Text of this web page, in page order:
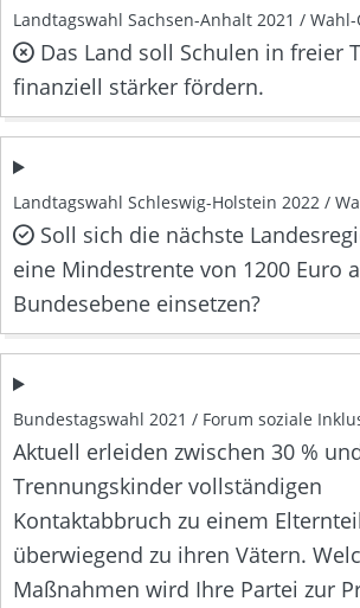
Landtagswahl Sachsen-Anhalt 2021 /
Das Land soll Schulen in freier
finanziell stärker fördern.
Landtagswahl Schleswig-Holstein 2022 /
Soll sich die nächste
eine Mindestrente von 1200 Euro
Bundesebene einsetzen?
Bundestagswahl 2021 / Forum soziale
Aktuell erleiden zwischen 30 %
Trennungskinder vollständigen
Kontaktabbruch zu einem
überwiegend zu ihren Vätern.
Maßnahmen wird Ihre Partei zur